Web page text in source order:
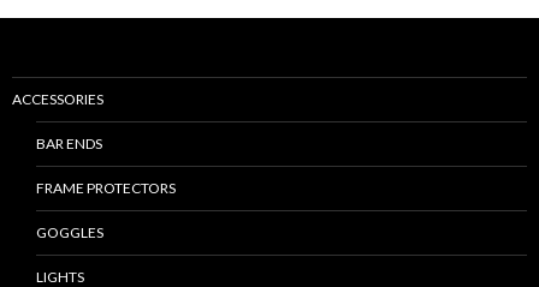
ACCESSORIES
BAR ENDS
FRAME PROTECTORS
GOGGLES
LIGHTS